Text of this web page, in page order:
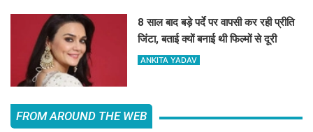
8 साल बाद बड़े पर्दे पर वापसी कर रही प्रीति
जिंटा, बताई क्यों बनाई थी फिल्मों से दूरी
ANKITA YADAV
FROM AROUND THE WEB